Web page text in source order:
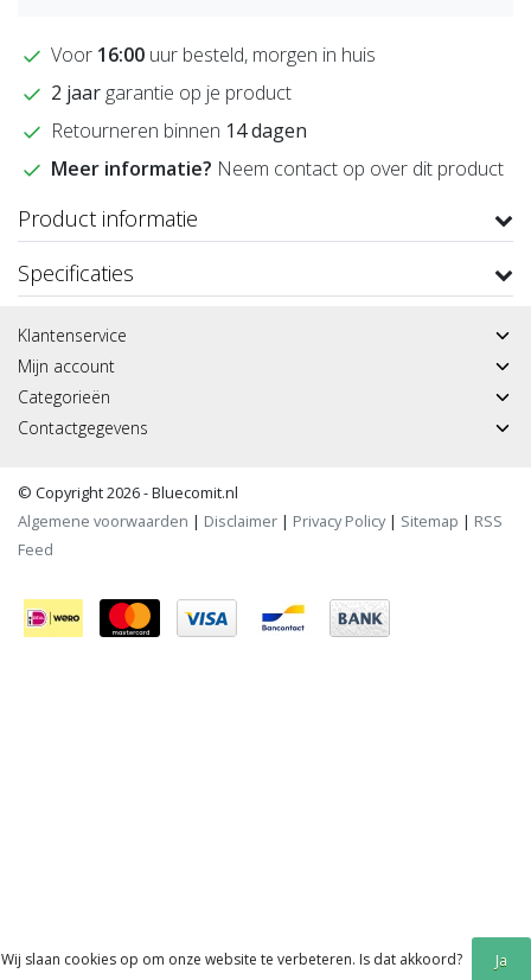
Voor 16:00 uur besteld, morgen in huis
2 jaargarantie op je product
Retourneren binnen 14 dagen
Meer informatie? Neem contact op over dit product
Product informatie
Specificaties
Klantenservice
Mijn account
Categorieën
Contactgegevens
© Copyright 2026 - Bluecomit.nl
Algemene voorwaarden | Disclaimer | Privacy Policy| Sitemap | RSS
Feed
Wij slaan cookies op om onze website te verbeteren. Is dat akkoord? Ja